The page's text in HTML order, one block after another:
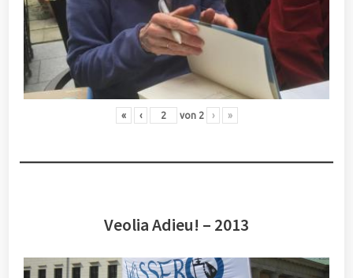
« ‹ von 2 › »
Veolia Adieu! – 2013